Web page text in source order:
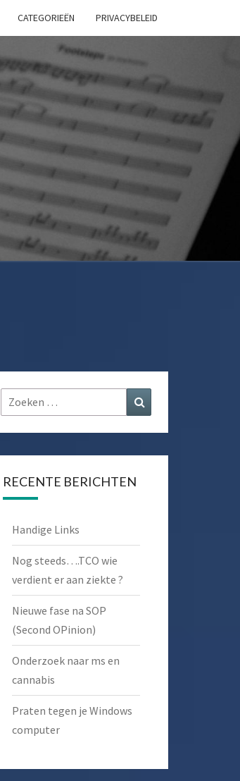
CATEGORIEËN PRIVACYBELEID
Zoeken
naar:
RECENTE BERICHTEN
Handige Links
Nog steeds….TCO wie
verdient er aan ziekte ?
Nieuwe fase na SOP
(Second OPinion)
Onderzoek naar ms en
cannabis
Praten tegen je Windows
computer